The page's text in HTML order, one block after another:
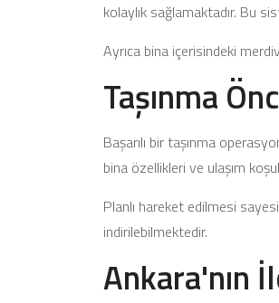
kolaylık sağlamaktadır. Bu
Ayrıca bina içerisindeki
Taşınma
Başarılı bir taşınma
bina özellikleri ve ulaşım
Planlı hareket edilmesi
indirilebilmektedir.
Ankara'nın